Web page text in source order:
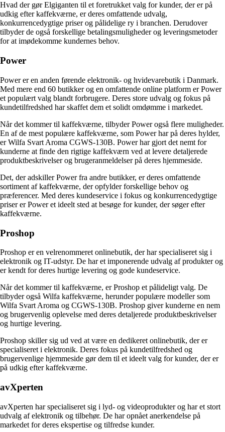
Hvad der gør Elgiganten til et foretrukket valg for kunder, der er på
udkig efter kaffekværne, er deres omfattende udvalg,
konkurrencedygtige priser og pålidelige ry i branchen. Derudover
tilbyder de også forskellige betalingsmuligheder og leveringsmetoder
for at imødekomme kundernes behov.
Power
Power er en anden førende elektronik- og hvidevarebutik i Danmark.
Med mere end 60 butikker og en omfattende online platform er Power
et populært valg blandt forbrugere. Deres store udvalg og fokus på
kundetilfredshed har skaffet dem et solidt omdømme i markedet.
Når det kommer til kaffekværne, tilbyder Power også flere muligheder.
En af de mest populære kaffekværne, som Power har på deres hylder,
er Wilfa Svart Aroma CGWS-130B. Power har gjort det nemt for
kunderne at finde den rigtige kaffekværn ved at levere detaljerede
produktbeskrivelser og brugeranmeldelser på deres hjemmeside.
Det, der adskiller Power fra andre butikker, er deres omfattende
sortiment af kaffekværne, der opfylder forskellige behov og
præferencer. Med deres kundeservice i fokus og konkurrencedygtige
priser er Power et ideelt sted at besøge for kunder, der søger efter
kaffekværne.
Proshop
Proshop er en velrenommeret onlinebutik, der har specialiseret sig i
elektronik og IT-udstyr. De har et imponerende udvalg af produkter og
er kendt for deres hurtige levering og gode kundeservice.
Når det kommer til kaffekværne, er Proshop et pålideligt valg. De
tilbyder også Wilfa kaffekværne, herunder populære modeller som
Wilfa Svart Aroma og CGWS-130B. Proshop giver kunderne en nem
og brugervenlig oplevelse med deres detaljerede produktbeskrivelser
og hurtige levering.
Proshop skiller sig ud ved at være en dedikeret onlinebutik, der er
specialiseret i elektronik. Deres fokus på kundetilfredshed og
brugervenlige hjemmeside gør dem til et ideelt valg for kunder, der er
på udkig efter kaffekværne.
avXperten
avXperten har specialiseret sig i lyd- og videoprodukter og har et stort
udvalg af elektronik og tilbehør. De har opnået anerkendelse på
markedet for deres ekspertise og tilfredse kunder.